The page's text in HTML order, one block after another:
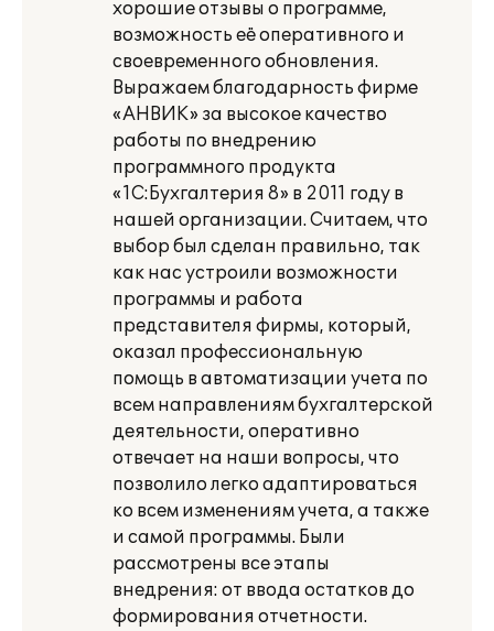
хорошие отзывы о программе,
возможность её оперативного и
своевременного обновления.
Выражаем благодарность фирме
«АНВИК» за высокое качество
работы по внедрению
программного продукта
«1С:Бухгалтерия 8» в 2011 году в
нашей организации. Считаем, что
выбор был сделан правильно, так
как нас устроили возможности
программы и работа
представителя фирмы, который,
оказал профессиональную
помощь в автоматизации учета по
всем направлениям бухгалтерской
деятельности, оперативно
отвечает на наши вопросы, что
позволило легко адаптироваться
ко всем изменениям учета, а также
и самой программы. Были
рассмотрены все этапы
внедрения: от ввода остатков до
формирования отчетности.